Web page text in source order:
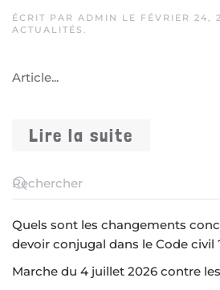
ÉCRIT PAR ADMIN LE FÉVRIER 24,
ACTUALITÉS .
Article...
Lire la suite
Quels sont les changements
devoir conjugal dans le Code civil
Marche du 4 juillet 2026 contre